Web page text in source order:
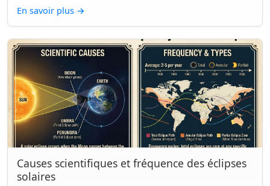
En savoir plus →
Causes scientifiques et fréquence des éclipses
solaires